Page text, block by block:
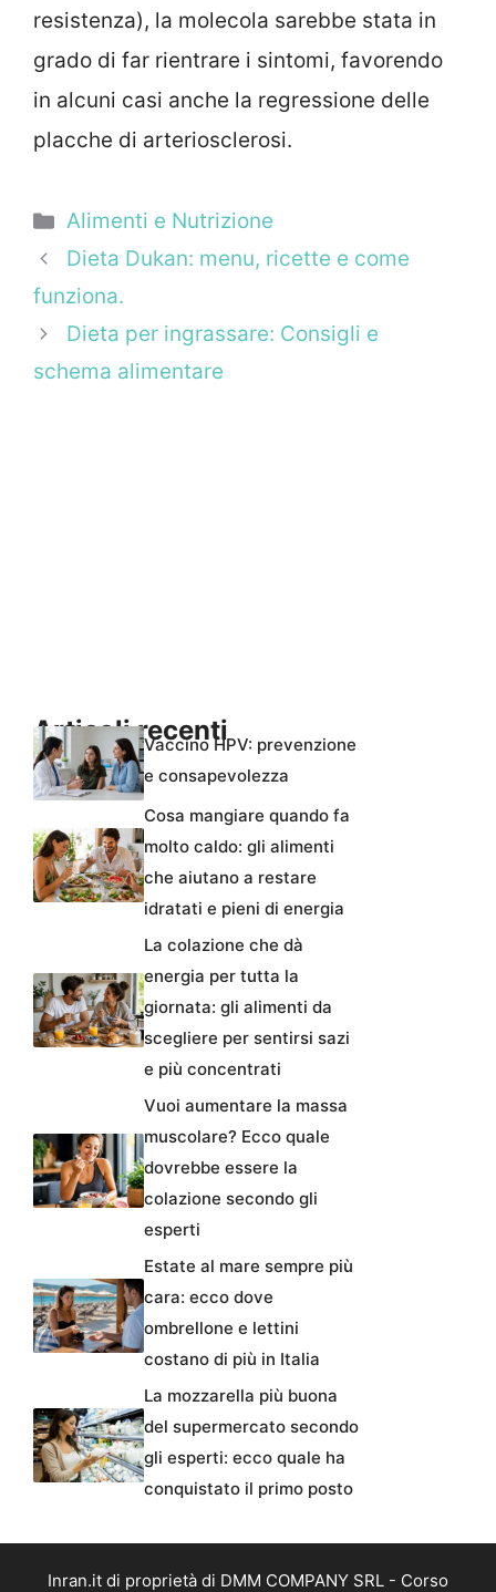
resistenza), la molecola sarebbe stata in
grado di far rientrare i sintomi, favorendo
in alcuni casi anche la regressione delle
placche di arteriosclerosi.
Categorie
Alimenti e Nutrizione
Dieta Dukan: menu, ricette e come
funziona.
Dieta per ingrassare: Consigli e
schema alimentare
Articoli recentiVaccino HPV: prevenzione
e consapevolezza
Cosa mangiare quando fa
molto caldo: gli alimenti
che aiutano a restare
idratati e pieni di energia
La colazione che dà
energia per tutta la
giornata: gli alimenti da
scegliere per sentirsi sazi
e più concentrati
Vuoi aumentare la massa
muscolare? Ecco quale
dovrebbe essere la
colazione secondo gli
esperti
Estate al mare sempre più
cara: ecco dove
ombrellone e lettini
costano di più in Italia
La mozzarella più buona
del supermercato secondo
gli esperti: ecco quale ha
conquistato il primo posto
Inran.it di proprietà di DMM COMPANY SRL - Corso